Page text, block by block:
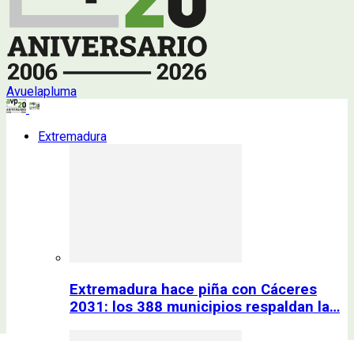
Avuelapluma
Extremadura
Extremadura hace piña con Cáceres
2031: los 388 municipios respaldan la…